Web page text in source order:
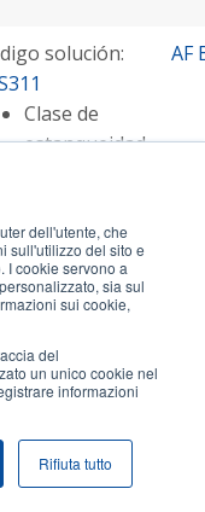
dell'utente, che
sull'utilizzo del sito e
I cookie servono a
sia sul
sui cookie,
del
un unico cookie nel
informazioni
Rifiuta tutto
solución:
Clase de
estanqueidad
120
Diámetro de
tubería -
Clase de
durabilidad -
AF
solución: